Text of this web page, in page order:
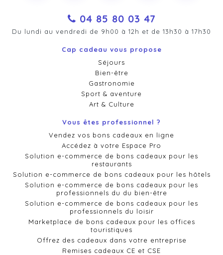
04 85 80 03 47
Du lundi au vendredi de 9h00 à 12h et de 13h30 à 17h30
Cap cadeau vous propose
Séjours
Bien-être
Gastronomie
Sport & aventure
Art & Culture
Vous êtes professionnel ?
Vendez vos bons cadeaux en ligne
Accédez à votre Espace Pro
Solution e-commerce de bons cadeaux pour les
restaurants
Solution e-commerce de bons cadeaux pour les hôtels
Solution e-commerce de bons cadeaux pour les
professionnels du du bien-être
Solution e-commerce de bons cadeaux pour les
professionnels du loisir
Marketplace de bons cadeaux pour les offices
touristiques
Offrez des cadeaux dans votre entreprise
Remises cadeaux CE et CSE